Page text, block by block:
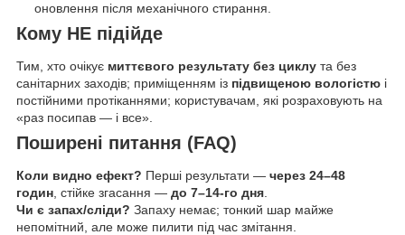
оновлення після механічного стирання.
Кому НЕ підійде
Тим, хто очікує миттєвого результату без циклу та без
санітарних заходів; приміщенням із підвищеною вологістю і
постійними протіканнями; користувачам, які розраховують на
«раз посипав — і все».
Поширені питання (FAQ)
Коли видно ефект? Перші результати — через 24–48
годин , стійке згасання — до 7–14-го дня
Чи є запах/сліди? Запаху немає; тонкий шар майже
непомітний, але може пилити під час змітання.